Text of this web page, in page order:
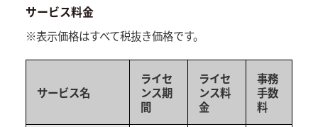
サービス料金
※表示価格はすべて税抜き価格です。
サービス名
ライセ
ンス期
間
ライセ
ンス料
金
事務
手数
料